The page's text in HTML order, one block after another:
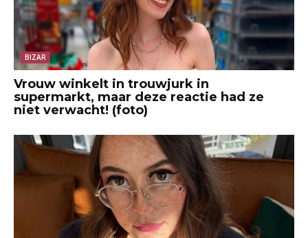
BIZAR
Vrouw winkelt in trouwjurk in
supermarkt, maar deze reactie had ze
niet verwacht! (foto)